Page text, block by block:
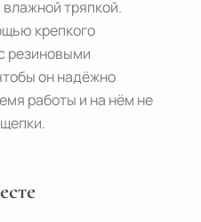
влажной тряпкой.
крепкого
резиновыми
он надёжно
работы и на нём не